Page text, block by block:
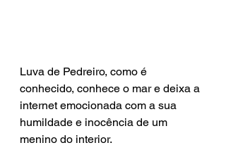
Luva de Pedreiro, como é
conhecido, conhece o mar e deixa a
internet emocionada com a sua
humildade e inocência de um
menino do interior.